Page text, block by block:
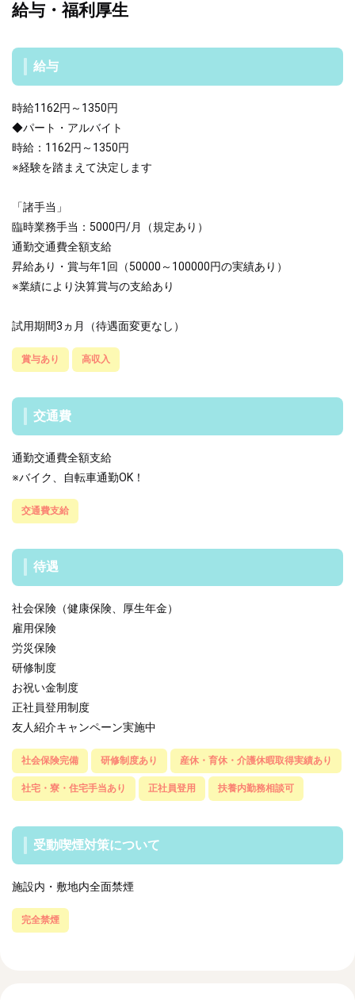
給与・福利厚生
給与
時給1162円～1350円
◆パート・アルバイト
時給：1162円～1350円
※経験を踏まえて決定します
「諸手当」
臨時業務手当：5000円/月（規定あり）
通勤交通費全額支給
昇給あり・賞与年1回（50000～100000円の実績あり）
※業績により決算賞与の支給あり
試用期間3ヵ月（待遇面変更なし）
賞与あり 高収入
交通費
通勤交通費全額支給
※バイク、自転車通勤OK！
交通費支給
待遇
社会保険（健康保険、厚生年金）
雇用保険
労災保険
研修制度
お祝い金制度
正社員登用制度
友人紹介キャンペーン実施中
社会保険完備 研修制度あり 産休・育休・介護休暇取得実績あり
社宅・寮・住宅手当あり 正社員登用 扶養内勤務相談可
受動喫煙対策について
施設内・敷地内全面禁煙
完全禁煙